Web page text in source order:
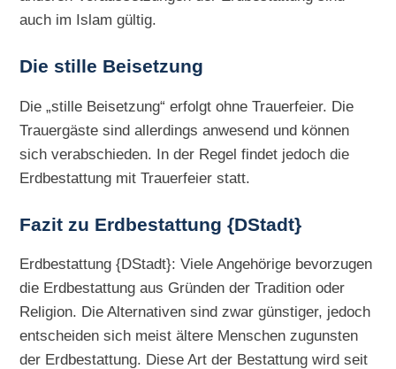
auch im Islam gültig.
Die stille Beisetzung
Die „stille Beisetzung“ erfolgt ohne Trauerfeier. Die
Trauergäste sind allerdings anwesend und können
sich verabschieden. In der Regel findet jedoch die
Erdbestattung mit Trauerfeier statt.
Fazit zu Erdbestattung {DStadt}
Erdbestattung {DStadt}: Viele Angehörige bevorzugen
die Erdbestattung aus Gründen der Tradition oder
Religion. Die Alternativen sind zwar günstiger, jedoch
entscheiden sich meist ältere Menschen zugunsten
der Erdbestattung. Diese Art der Bestattung wird seit